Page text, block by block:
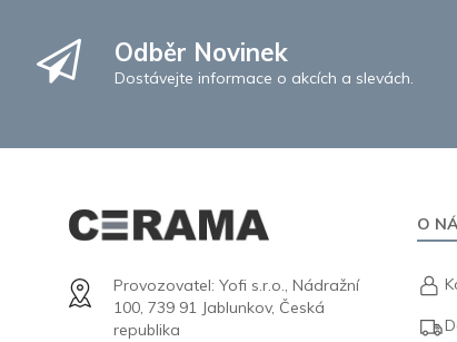
Odběr Novinek
Dostávejte informace o akcích a slevách.
Provozovatel: Yofi s.r.o., Nádražní
100, 739 91 Jablunkov, Česká
republika
O